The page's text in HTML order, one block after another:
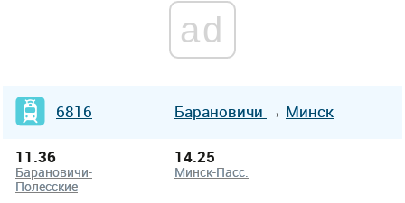
ad
6816 Барановичи → Минск
11.36
Барановичи-
Полесские
14.25
Минск-Пасс.